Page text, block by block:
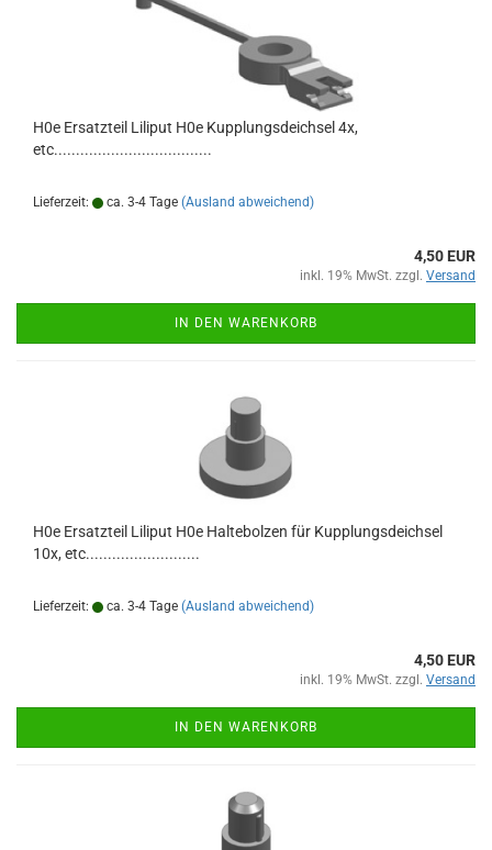
H0e Ersatzteil Liliput H0e Kupplungsdeichsel 4x,
etc....................................
Lieferzeit: ca. 3-4 Tage (Ausland abweichend)
4,50 EUR
inkl. 19% MwSt. zzgl. Versand
IN DEN WARENKORB
H0e Ersatzteil Liliput H0e Haltebolzen für Kupplungsdeichsel
10x, etc..........................
Lieferzeit: ca. 3-4 Tage (Ausland abweichend)
4,50 EUR
inkl. 19% MwSt. zzgl. Versand
IN DEN WARENKORB